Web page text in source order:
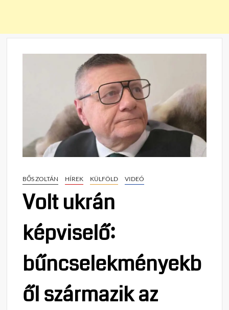
BŐS ZOLTÁN HÍREK KÜLFÖLD VIDEÓ
Volt ukrán
képviselő:
bűncselekményekb
ől származik az